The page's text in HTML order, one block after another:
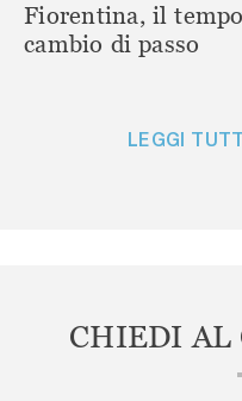
Fiorentina, il
cambio di passo
LEGGI
CHIEDI AL